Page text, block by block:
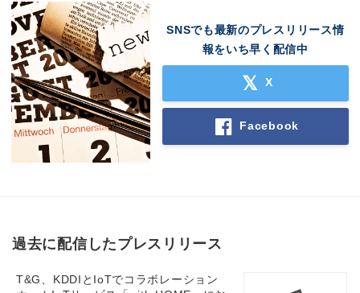
SNSでも最新のプレスリリース情
報をいち早く配信中
X
Facebook
過去に配信したプレスリリース
T&G、KDDIとIoTでコラボレーション